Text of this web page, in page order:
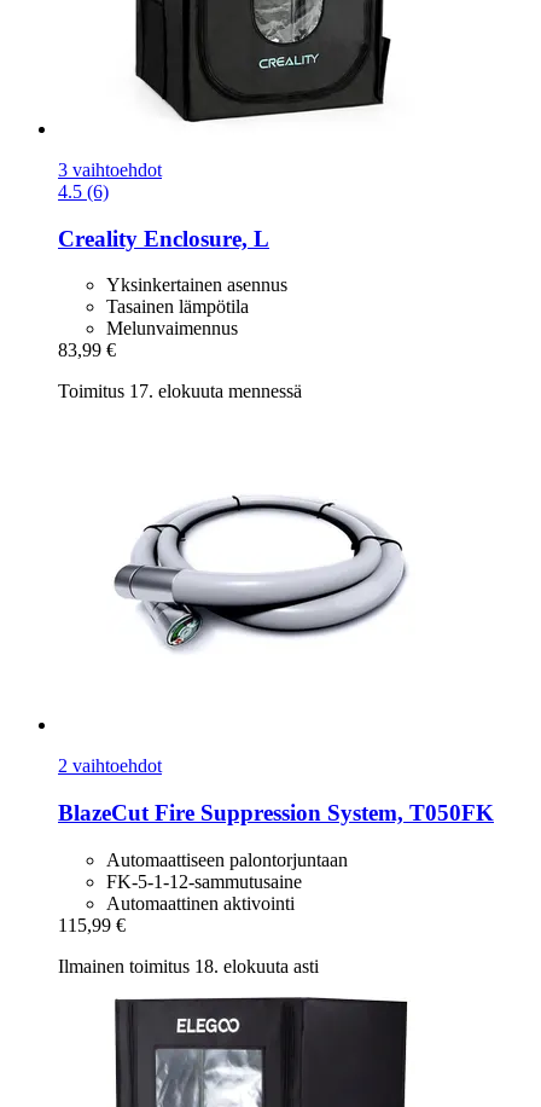
3 vaihtoehdot
4.5 (6)
Creality Enclosure, L
Yksinkertainen asennus
Tasainen lämpötila
Melunvaimennus
83,99 €
Toimitus 17. elokuuta mennessä
2 vaihtoehdot
BlazeCut Fire Suppression System, T050FK
Automaattiseen palontorjuntaan
FK-5-1-12-sammutusaine
Automaattinen aktivointi
115,99 €
Ilmainen toimitus 18. elokuuta asti